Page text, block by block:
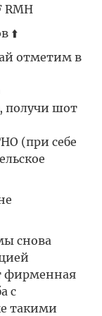
RMH
⬆️
отметим в
получи шот
(при себе
снова
фирменная
с
такими